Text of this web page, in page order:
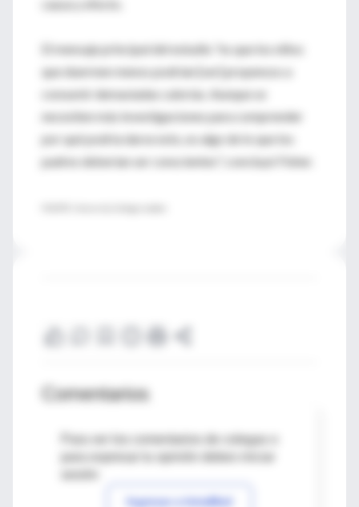
causa y efecto.
El mensaje principal del estudio "es que los niños
que duermen menos podrían [ser] propensos a
consumir demasiadas calorías. Aunque se
necesiten más investigaciones para comprender
por qué podría darse esto, es algo de lo que los
padres deberían ser conscientes", concluyó Fisher.
Comentarios
Para ver los comentarios de colegas o
Ingresar a IntraMed